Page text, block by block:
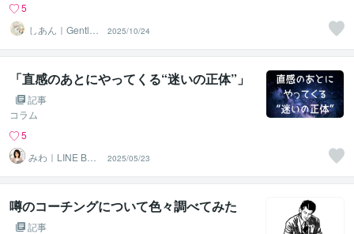
5
しあん｜Gentle
Tarot
2025/10/24
「直感のあとにやってくる“迷いの正体”」
記事
コラム
5
みわ｜LINE Bot
構築
2025/05/23
噂のコーチングについて色々調べてみた
記事